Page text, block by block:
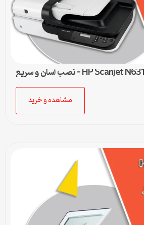
دانلود درایور اسکنر HP Scanjet N6310 – نصب آسان و سریع
مشاهده و خرید